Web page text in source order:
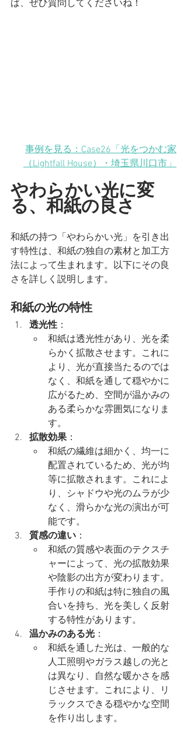
ば、ぜひ質問してくださいね！
事例を見る：Case26「光をつかむ家
（Lightfall House）
・埼玉県川口市 」
やわらかい光に変
る、和紙の良さ
和紙の持つ「やわらかい光」を引き出
す特性は、和紙の独自の素材と加工方
法によって生まれます。以下にその良
さを詳しく説明します。
和紙の光の特性
透光性 ：
和紙は透光性があり、光を柔
らかく拡散させます。これに
より、光が直接当たるのでは
なく、和紙を通して穏やかに
広がるため、空間が温かみの
ある柔らかな雰囲気になりま
す。
拡散効果 ：
和紙の繊維は細かく、均一に
配置されているため、光が均
等に拡散されます。これによ
り、シャドウや光のムラが少
なく、滑らかな光の演出が可
能です。
質感の違い ：
和紙の質感や表面のテクスチ
ャーによって、光の拡散効果
や陰影の出方が変わります。
手作りの和紙は特に独自の風
合いを持ち、光を美しく反射
する特性があります。
温かみのある光 ：
和紙を通した光は、一般的な
人工照明やガラス越しの光と
は異なり、自然な暖かさを感
じさせます。これにより、リ
ラックスできる穏やかな空間
を作り出します。